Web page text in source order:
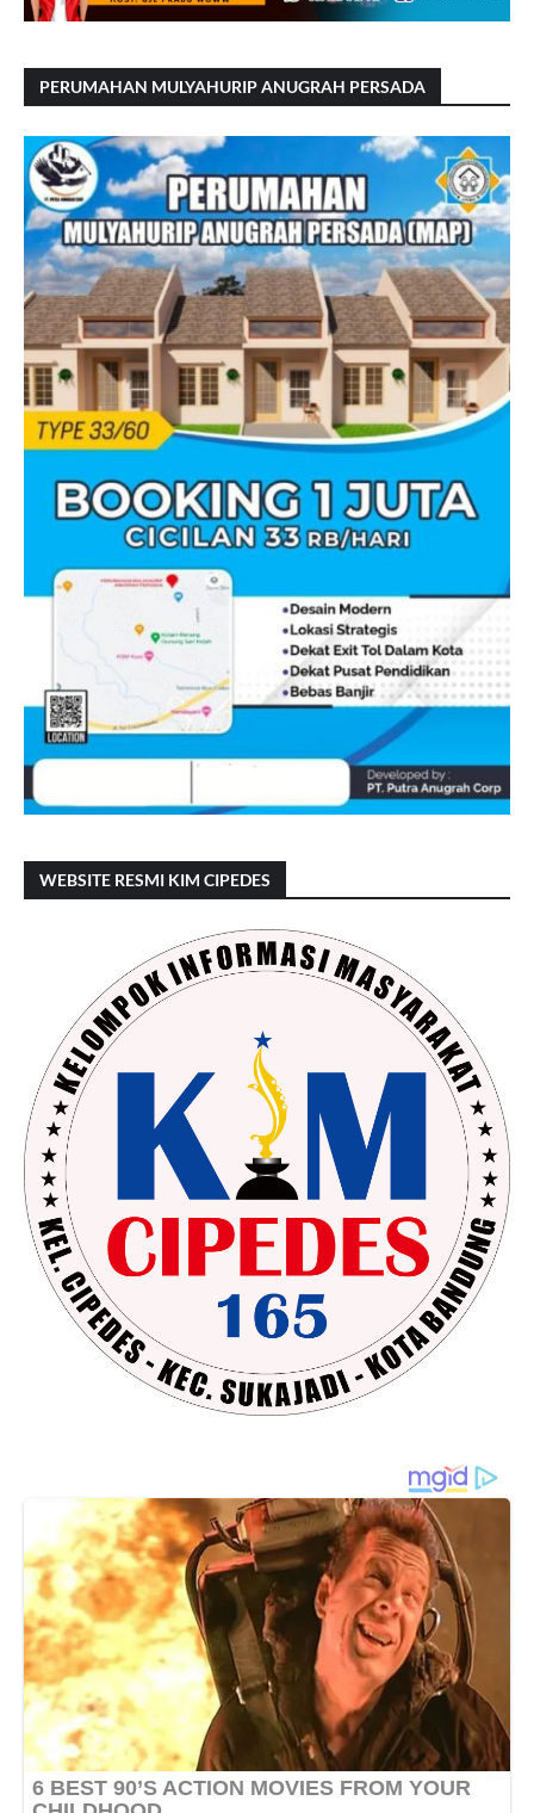
PERUMAHAN MULYAHURIP ANUGRAH PERSADA
WEBSITE RESMI KIM CIPEDES